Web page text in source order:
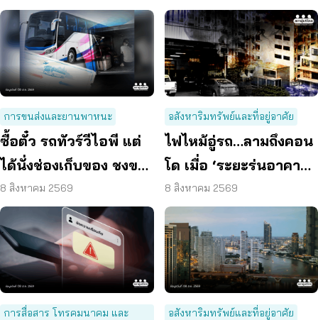
การขนส่งและยานพาหนะ
ซื้อตั๋ว รถทัวร์วีไอพี แต่
ได้นั่งช่องเก็บของ ชงขน
ส่งฯ คุมเข้มทุกจุดตรวจ
8 สิงหาคม 2569
อสังหาริมทรัพย์และที่อยู่อาศัย
ไฟไหม้อู่รถ…ลามถึงคอน
โด เมื่อ ‘ระยะร่นอาคาร’
ถูกละเลย ผู้บริโภคจึงต้อง
เสี่ยง
8 สิงหาคม 2569
การสื่อสาร โทรคมนาคม และ
อสังหาริมทรัพย์และที่อยู่อาศัย